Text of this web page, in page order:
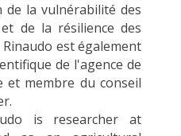
de la vulnérabilité des
de la résilience des
est également
de l'agence de
et membre du conseil
is researcher at